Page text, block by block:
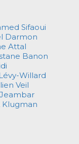
Sifaoui
Darmon
Attal
Banon
Willard
Veil
Klugman